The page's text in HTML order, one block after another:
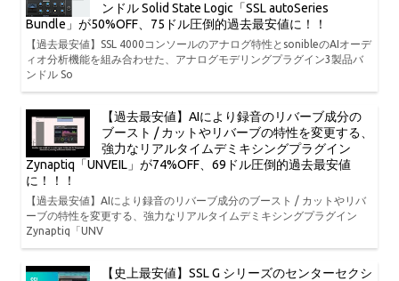
ンドル Solid State Logic「SSL autoSeries
Bundle」が50%OFF、75ドル圧倒的過去最安値に！！
【過去最安値】SSL 4000コンソールのアナログ特性とsonibleのAIオーデ
ィオ分析機能を組み合わせた、アナログモデリングプラグイン3製品バ
ンドル So
【過去最安値】AIにより録音のリバーブ成分の
ブースト / カットやリバーブの特性を変更する、
強力なリアルタイムデミキシングプラグイン
Zynaptiq「UNVEIL」が74%OFF、69ドル圧倒的過去最安値
に！！！
【過去最安値】AIにより録音のリバーブ成分のブースト / カットやリバ
ーブの特性を変更する、強力なリアルタイムデミキシングプラグイン
Zynaptiq「UNV
【史上最安値】SSL G シリーズのセンターセクシ